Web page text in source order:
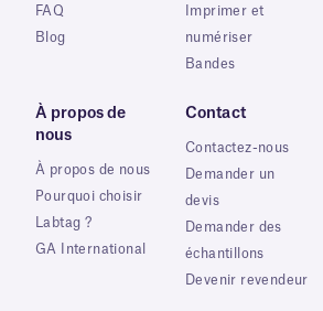
FAQ
Blog
Imprimer et
numériser
Bandes
À propos de
nous
À propos de nous
Pourquoi choisir
Labtag ?
GA International
Contact
Contactez-nous
Demander un
devis
Demander des
échantillons
Devenir revendeur